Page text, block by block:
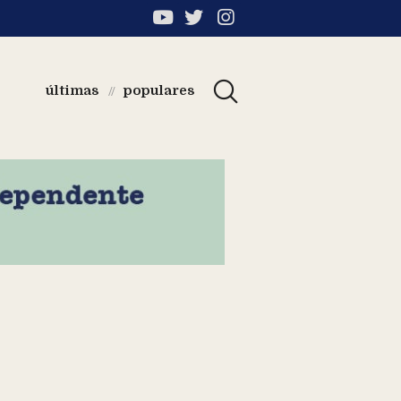
últimas // populares